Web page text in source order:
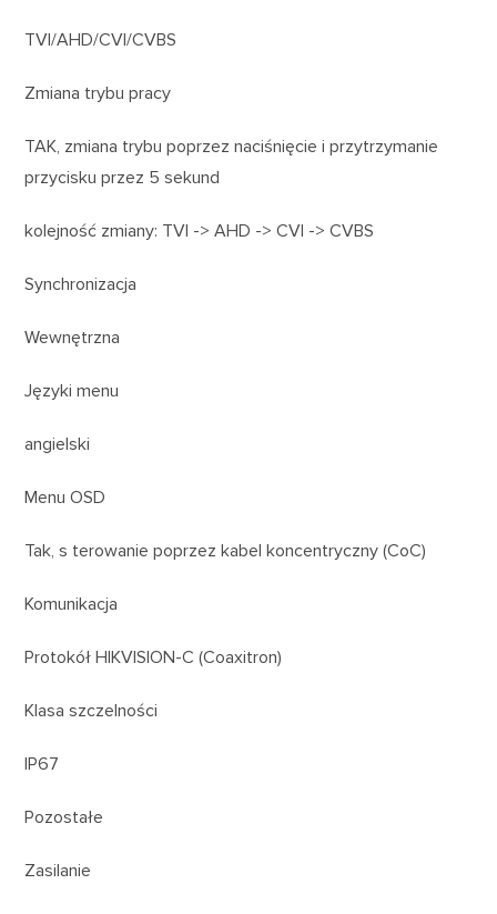
TVI/AHD/CVI/CVBS
Zmiana trybu pracy
TAK, zmiana trybu poprzez naciśnięcie i przytrzymanie
przycisku przez 5 sekund
kolejność zmiany: TVI -> AHD -> CVI -> CVBS
Synchronizacja
Wewnętrzna
Języki menu
angielski
Menu OSD
Tak, s terowanie poprzez kabel koncentryczny (CoC)
Komunikacja
Protokół HIKVISION-C (Coaxitron)
Klasa szczelności
IP67
Pozostałe
Zasilanie